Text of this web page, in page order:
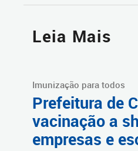
Leia Mais
Imunização para todos
Prefeitura de
vacinação a
empresas e